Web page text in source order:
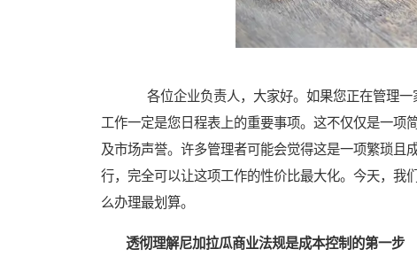
各位企业负责人，大家好。如果您正在管理一
工作一定是您日程表上的重要事项。这不仅仅是一项
及市场声誉。许多管理者可能会觉得这是一项繁琐且
行，完全可以让这项工作的性价比最大化。今天，我
么办理最划算。
透彻理解尼加拉瓜商业法规是成本控制的第一步